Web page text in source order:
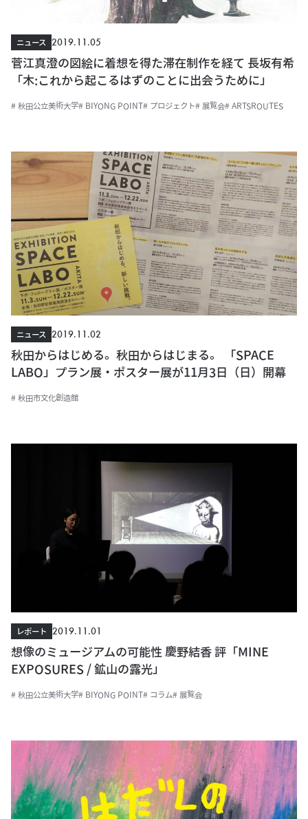
ニュース
2019.11.05
菅江真澄の図絵に着想を得た滞在制作を経て 長坂有希
「木:これから起こるはずのことに出会うために」
# 秋田公立美術大学# BIYONG POINT# プロジェクト# 展覧会# ARTSROUTES
ニュース
2019.11.02
秋田からはじめる。秋田からはじまる。 「SPACE
LABO」プラン展・ポスター展が11月3日（日）開幕
# 秋田市文化創造館
レポート
2019.11.01
想像のミュージアムの可能性 慶野結香 評「MINE
EXPOSURES / 鉱山の露光」
# 秋田公立美術大学# BIYONG POINT# コラム# 展覧会